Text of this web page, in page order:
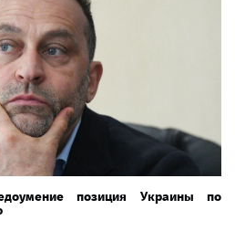
позиция Украины по